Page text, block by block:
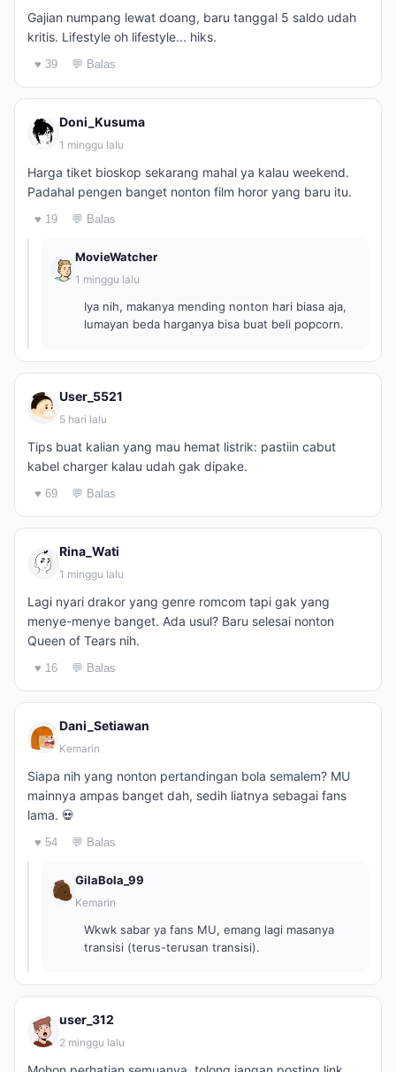
Gajian numpang lewat doang, baru tanggal 5 saldo udah
kritis. Lifestyle oh lifestyle... hiks.
♥ 39 💬 Balas
Doni_Kusuma
1 minggu lalu
Harga tiket bioskop sekarang mahal ya kalau weekend.
Padahal pengen banget nonton film horor yang baru itu.
♥ 19 💬 Balas
MovieWatcher
1 minggu lalu
Iya nih, makanya mending nonton hari biasa aja,
lumayan beda harganya bisa buat beli popcorn.
User_5521
5 hari lalu
Tips buat kalian yang mau hemat listrik: pastiin cabut
kabel charger kalau udah gak dipake.
♥ 69 💬 Balas
Rina_Wati
1 minggu lalu
Lagi nyari drakor yang genre romcom tapi gak yang
menye-menye banget. Ada usul? Baru selesai nonton
Queen of Tears nih.
♥ 16 💬 Balas
Dani_Setiawan
Kemarin
Siapa nih yang nonton pertandingan bola semalem? MU
mainnya ampas banget dah, sedih liatnya sebagai fans
lama. 💀
♥ 54 💬 Balas
GilaBola_99
Kemarin
Wkwk sabar ya fans MU, emang lagi masanya
transisi (terus-terusan transisi).
user_312
2 minggu lalu